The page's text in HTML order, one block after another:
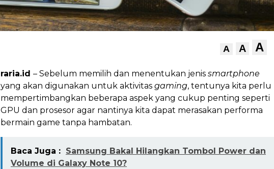
A A A
raria.id – Sebelum memilih dan menentukan jenis smartphone
yang akan digunakan untuk aktivitas gaming, tentunya kita perlu
mempertimbangkan beberapa aspek yang cukup penting seperti
GPU dan prosesor agar nantinya kita dapat merasakan performa
bermain game tanpa hambatan.
Baca Juga : Samsung Bakal Hilangkan Tombol Power dan
Volume di Galaxy Note 10?